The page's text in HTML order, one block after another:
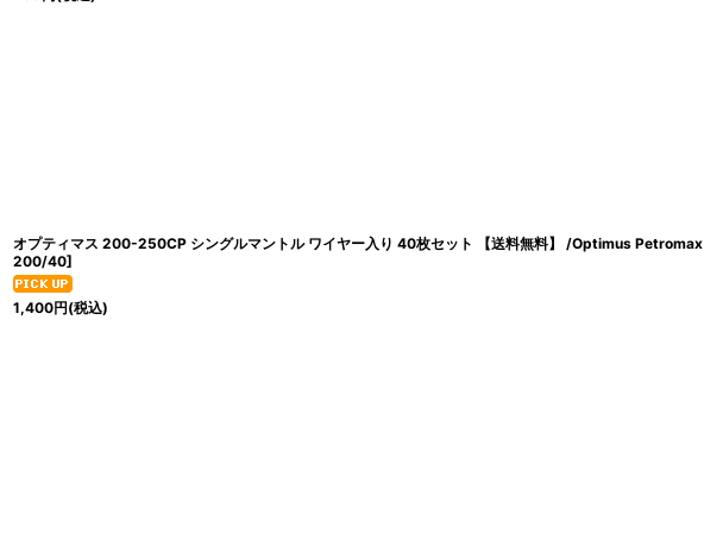
オプティマス 200-250CP シングルマントル ワイヤー入り 40枚セット 【送料無料】 /Optimus Petromax
200/40]
1,400円(税込)